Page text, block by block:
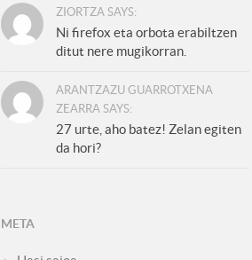
ZIORTZA SAYS:
Ni firefox eta orbota erabiltzen
ditut nere mugikorran.
ARANTZAZU GUARROTXENA
ZEARRA SAYS:
27 urte, aho batez! Zelan egiten
da hori?
META